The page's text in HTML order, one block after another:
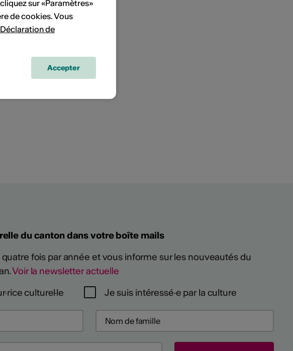
du canton dans votre boîte mails
fois par année et vous informe sur les nouveautés du
Voir la newsletter actuelle
culturel·le
Je suis intéressé·e par la culture
sur «Paramètres»
de cookies. Vous
Déclaration de
Accepter